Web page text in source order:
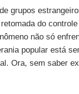
grupos
do
não só
popular está
Ora, sem saber